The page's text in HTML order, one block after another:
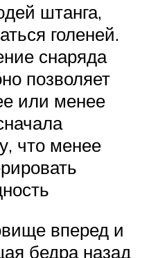
штанга,
голеней.
снаряда
позволяет
или менее
что менее
вперед и
бедра назад